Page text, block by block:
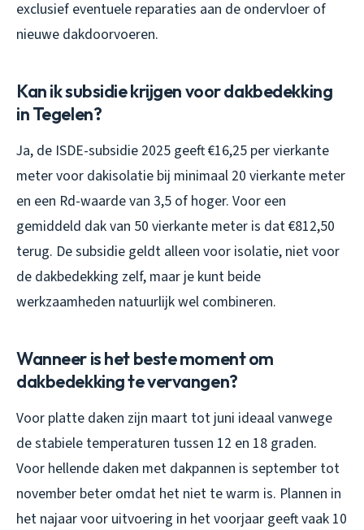
exclusief eventuele reparaties aan de ondervloer of
nieuwe dakdoorvoeren.
Kan ik subsidie krijgen voor dakbedekking
in Tegelen?
Ja, de ISDE-subsidie 2025 geeft €16,25 per vierkante
meter voor dakisolatie bij minimaal 20 vierkante meter
en een Rd-waarde van 3,5 of hoger. Voor een
gemiddeld dak van 50 vierkante meter is dat €812,50
terug. De subsidie geldt alleen voor isolatie, niet voor
de dakbedekking zelf, maar je kunt beide
werkzaamheden natuurlijk wel combineren.
Wanneer is het beste moment om
dakbedekking te vervangen?
Voor platte daken zijn maart tot juni ideaal vanwege
de stabiele temperaturen tussen 12 en 18 graden.
Voor hellende daken met dakpannen is september tot
november beter omdat het niet te warm is. Plannen in
het najaar voor uitvoering in het voorjaar geeft vaak 10